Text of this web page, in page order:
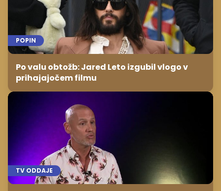
POPIN
Po valu obtožb: Jared Leto izgubil vlogo v
prihajajočem filmu
TV ODDAJE